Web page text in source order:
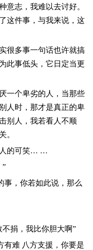
意志，我难以去讨好。
这件事，与我来说，这
很多事一句话也许就搞
此事低头，它日定当更
一个卑劣的人，当那些
人时，那才是真正的卑
别人，我若看人不顺
。
人的可笑… …
”
，你若如此说，那么
捐，我比你胆大啊”
难 八方支援，你要是